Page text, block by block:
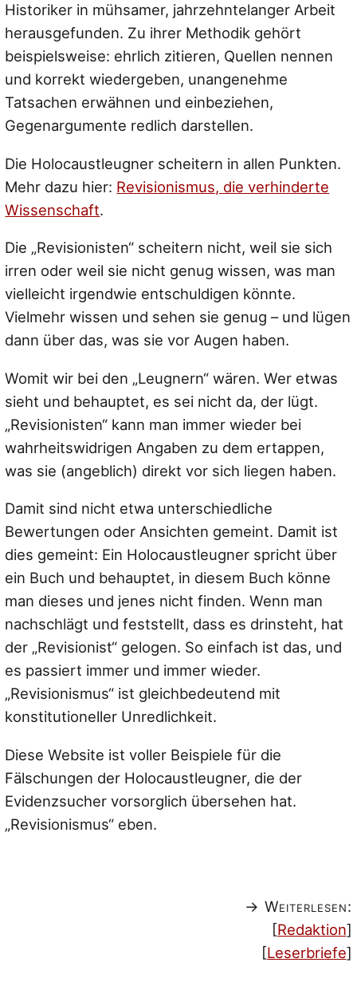
Historiker in mühsamer, jahrzehntelanger Arbeit
herausgefunden. Zu ihrer Methodik gehört
beispielsweise: ehrlich zitieren, Quellen nennen
und korrekt wiedergeben, unangenehme
Tatsachen erwähnen und einbeziehen,
Gegenargumente redlich darstellen.
Die Holocaustleugner scheitern in allen Punkten.
Mehr dazu hier: Revisionismus, die verhinderte
Wissenschaft.
Die „Revisionisten“ scheitern nicht, weil sie sich
irren oder weil sie nicht genug wissen, was man
vielleicht irgendwie entschuldigen könnte.
Vielmehr wissen und sehen sie genug – und lügen
dann über das, was sie vor Augen haben.
Womit wir bei den „Leugnern“ wären. Wer etwas
sieht und behauptet, es sei nicht da, der lügt.
„Revisionisten“ kann man immer wieder bei
wahrheitswidrigen Angaben zu dem ertappen,
was sie (angeblich) direkt vor sich liegen haben.
Damit sind nicht etwa unterschiedliche
Bewertungen oder Ansichten gemeint. Damit ist
dies gemeint: Ein Holocaustleugner spricht über
ein Buch und behauptet, in diesem Buch könne
man dieses und jenes nicht finden. Wenn man
nachschlägt und feststellt, dass es drinsteht, hat
der „Revisionist“ gelogen. So einfach ist das, und
es passiert immer und immer wieder.
„Revisionismus“ ist gleichbedeutend mit
konstitutioneller Unredlichkeit.
Diese Website ist voller Beispiele für die
Fälschungen der Holocaustleugner, die der
Evidenzsucher vorsorglich übersehen hat.
„Revisionismus“ eben.
→ Weiterlesen:
[Redaktion]
[Leserbriefe]